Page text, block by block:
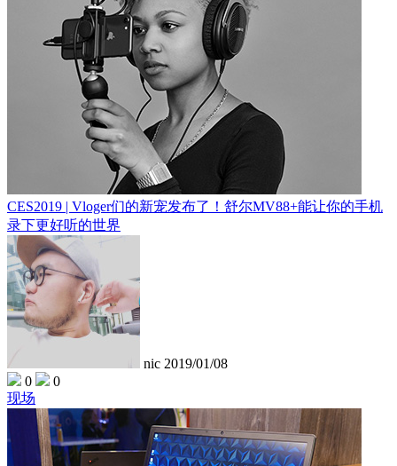
CES2019 | Vloger们的新宠发布了！舒尔MV88+能让你的手机
录下更好听的世界
nic 2019/01/08
0
0
现场